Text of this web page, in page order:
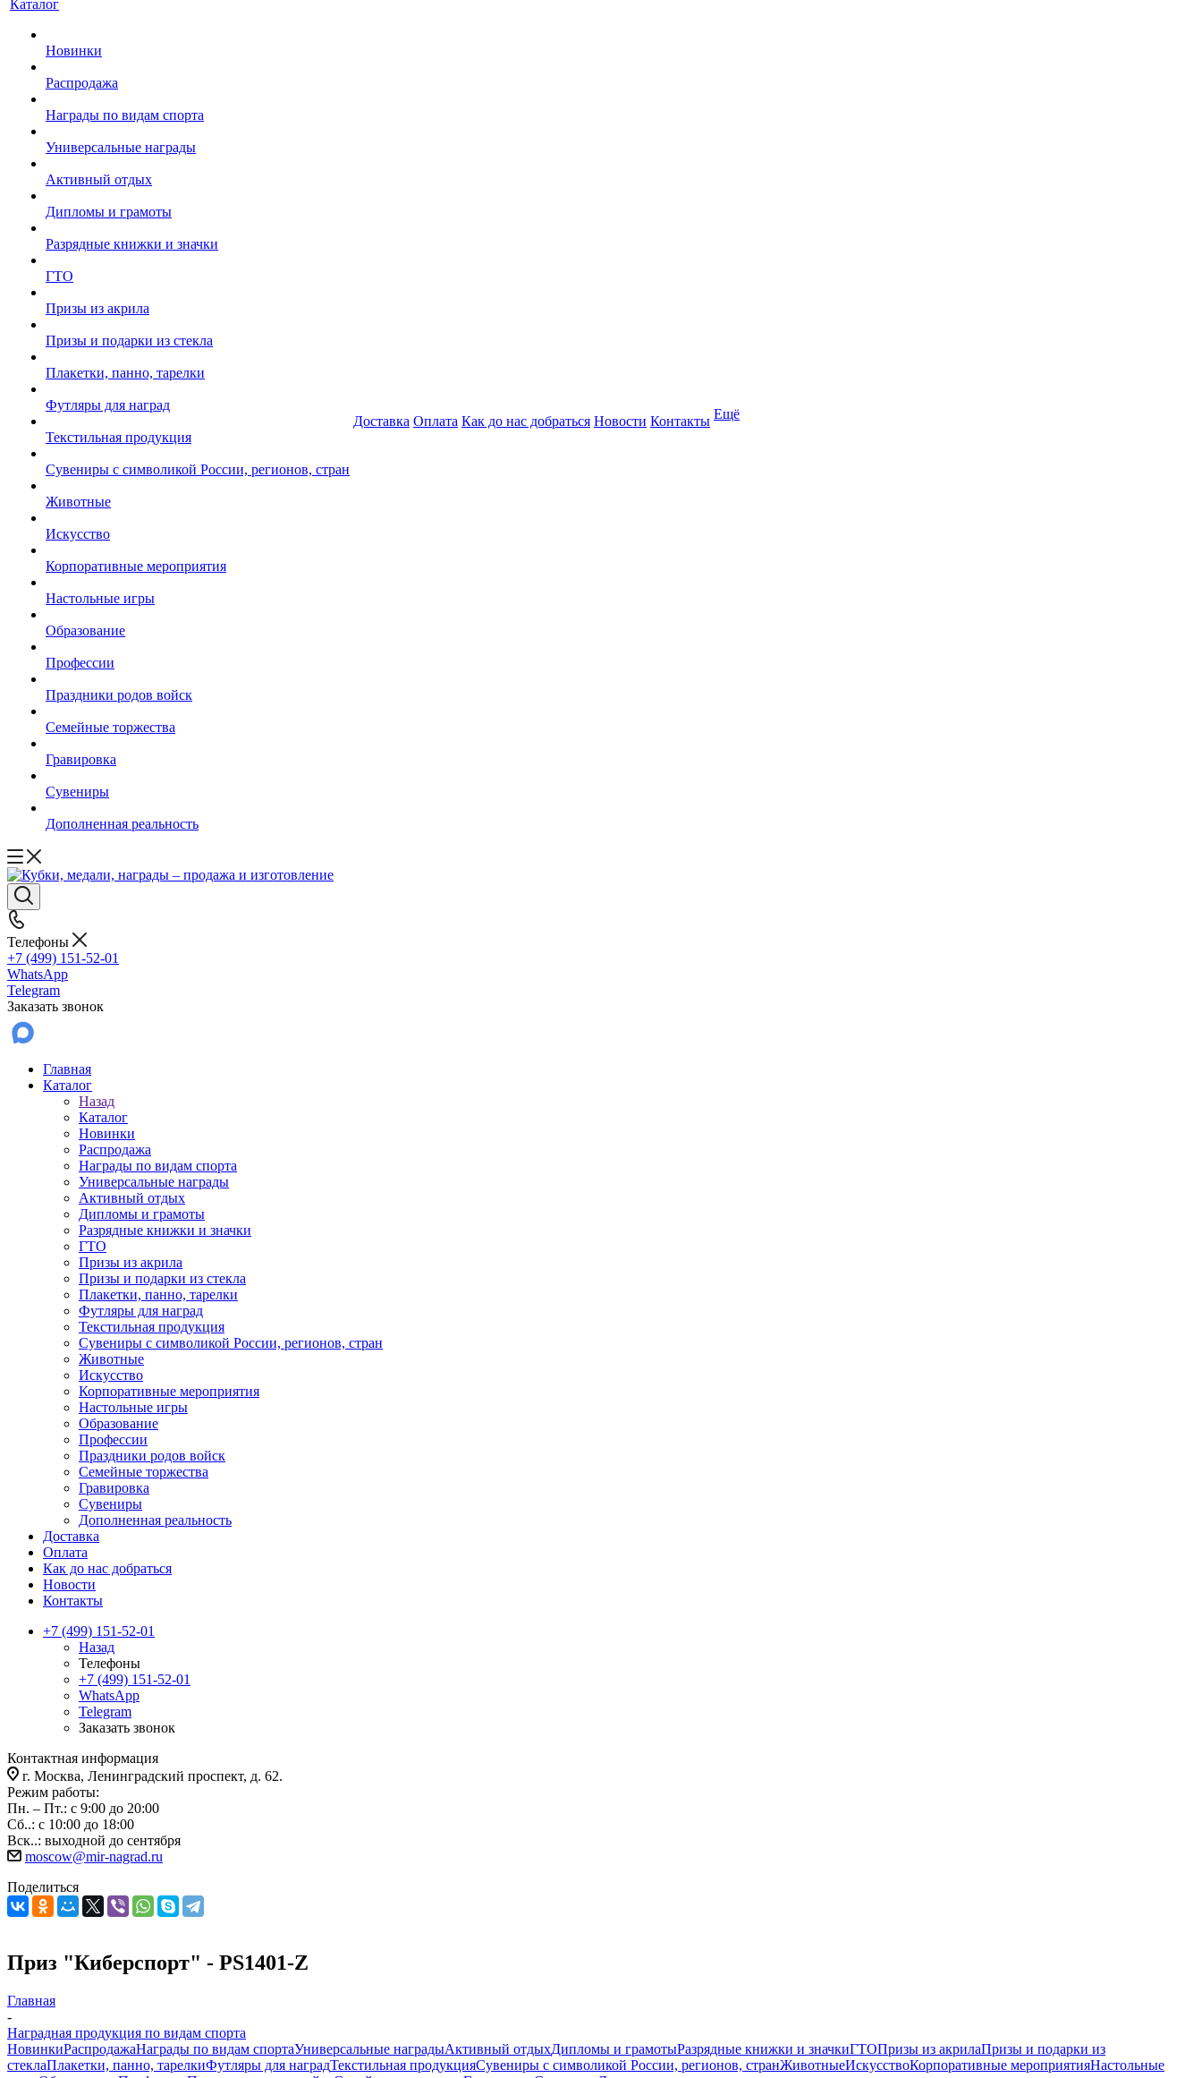
Каталог
Новинки
Распродажа
Награды по видам спорта
Универсальные награды
Активный отдых
Дипломы и грамоты
Разрядные книжки и значки
ГТО
Призы из акрила
Призы и подарки из стекла
Плакетки, панно, тарелки
Футляры для наград
Текстильная продукция
Сувениры с символикой России, регионов, стран
Животные
Искусство
Корпоративные мероприятия
Настольные игры
Образование
Профессии
Праздники родов войск
Семейные торжества
Гравировка
Сувениры
Дополненная реальность
Доставка Оплата Как до нас добраться Новости Контакты Ещё
Телефоны
+7 (499) 151-52-01
WhatsApp
Telegram
Заказать звонок
Главная
Каталог
Назад
Каталог
Новинки
Распродажа
Награды по видам спорта
Универсальные награды
Активный отдых
Дипломы и грамоты
Разрядные книжки и значки
ГТО
Призы из акрила
Призы и подарки из стекла
Плакетки, панно, тарелки
Футляры для наград
Текстильная продукция
Сувениры с символикой России, регионов, стран
Животные
Искусство
Корпоративные мероприятия
Настольные игры
Образование
Профессии
Праздники родов войск
Семейные торжества
Гравировка
Сувениры
Дополненная реальность
Доставка
Оплата
Как до нас добраться
Новости
Контакты
+7 (499) 151-52-01
Назад
Телефоны
+7 (499) 151-52-01
WhatsApp
Telegram
Заказать звонок
Контактная информация
г. Москва, Ленинградский проспект, д. 62.
Режим работы:
Пн. – Пт.: с 9:00 до 20:00
Сб..: с 10:00 до 18:00
Вск..: выходной до сентября
moscow@mir-nagrad.ru
Поделиться
Приз "Киберспорт" - PS1401-Z
Главная
-
Наградная продукция по видам спорта
НовинкиРаспродажаНаграды по видам спортаУниверсальные наградыАктивный отдыхДипломы и грамотыРазрядные книжки и значкиГТОПризы из акрилаПризы и подарки из
стеклаПлакетки, панно, тарелкиФутляры для наградТекстильная продукцияСувениры с символикой России, регионов, странЖивотныеИскусствоКорпоративные мероприятияНастольные